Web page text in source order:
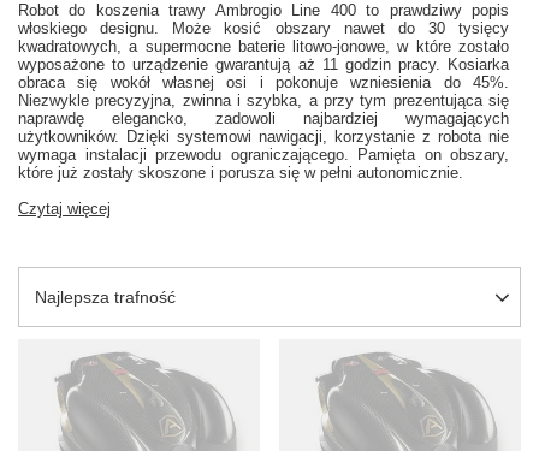
Robot do koszenia trawy Ambrogio Line 400 to prawdziwy popis
włoskiego designu. Może kosić obszary nawet do 30 tysięcy
kwadratowych, a supermocne baterie litowo-jonowe, w które zostało
wyposażone to urządzenie gwarantują aż 11 godzin pracy. Kosiarka
obraca się wokół własnej osi i pokonuje wzniesienia do 45%.
Niezwykle precyzyjna, zwinna i szybka, a przy tym prezentująca się
naprawdę elegancko, zadowoli najbardziej wymagających
użytkowników. Dzięki systemowi nawigacji, korzystanie z robota nie
wymaga instalacji przewodu ograniczającego. Pamięta on obszary,
które już zostały skoszone i porusza się w pełni autonomicznie.
Czytaj więcej
Zmień sortowanie
Najlepsza trafność